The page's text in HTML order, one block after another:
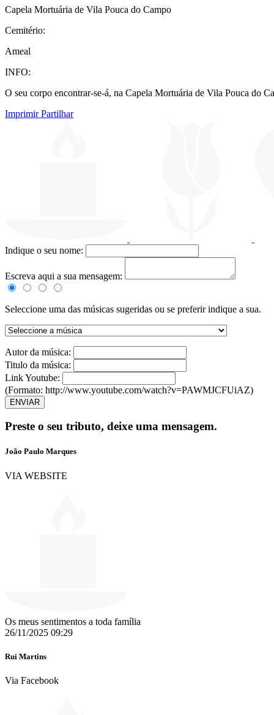
Capela Mortuária de Vila Pouca do Campo
Cemitério:
Ameal
INFO:
O seu corpo encontrar-se-á, na Capela Mortuária de Vila Pouca do
Imprimir Partilhar
Indique o seu nome:
Escreva aqui a sua mensagem:
Seleccione uma das músicas sugeridas ou se preferir indique a sua.
Autor da música:
Titulo da música:
Link Youtube:
(Formato: http://www.youtube.com/watch?v=PAWMJCFUiAZ)
ENVIAR
Preste o seu tributo, deixe uma mensagem.
João Paulo Marques
VIA WEBSITE
Os meus sentimentos a toda família
26/11/2025 09:29
Rui Martins
Via Facebook